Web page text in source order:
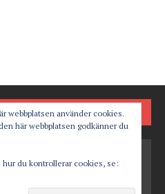
webbplatsen använder cookies.
här webbplatsen godkänner du
du kontrollerar cookies, se: